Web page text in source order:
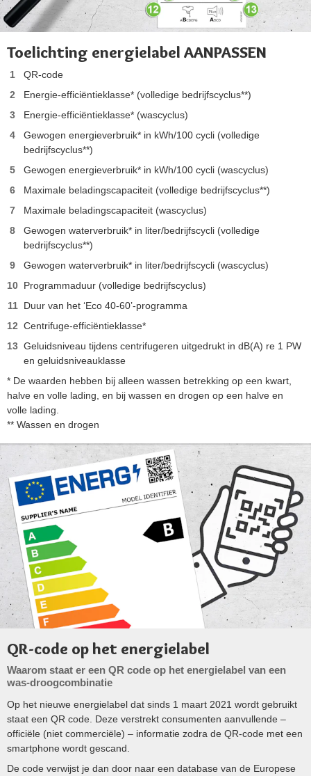
Toelichting energielabel AANPASSEN
QR-code
Energie-efficiëntieklasse* (volledige bedrijfscyclus**)
Energie-efficiëntieklasse* (wascyclus)
Gewogen energieverbruik* in kWh/100 cycli (volledige
bedrijfscyclus**)
Gewogen energieverbruik* in kWh/100 cycli (wascyclus)
Maximale beladingscapaciteit (volledige bedrijfscyclus**)
Maximale beladingscapaciteit (wascyclus)
Gewogen waterverbruik* in liter/bedrijfscycli (volledige
bedrijfscyclus**)
Gewogen waterverbruik* in liter/bedrijfscycli (wascyclus)
Programmaduur (volledige bedrijfscyclus)
Duur van het ‘Eco 40-60’-programma
Centrifuge-efficiëntieklasse*
Geluidsniveau tijdens centrifugeren uitgedrukt in dB(A) re 1 PW
en geluidsniveauklasse
* De waarden hebben bij alleen wassen betrekking op een kwart,
halve en volle lading, en bij wassen en drogen op een halve en
volle lading.
** Wassen en drogen
QR-code op het energielabel
Waarom staat er een QR code op het energielabel van een
was-droogcombinatie
Op het nieuwe energielabel dat sinds 1 maart 2021 wordt gebruikt
staat een QR code. Deze verstrekt consumenten aanvullende –
officiële (niet commerciële) – informatie zodra de QR-code met een
smartphone wordt gescand.
De code verwijst je dan door naar een database van de Europese